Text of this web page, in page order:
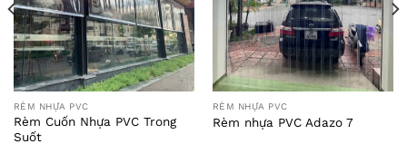
RÈM NHỰA PVC
Rèm Cuốn Nhựa PVC Trong
Suốt
RÈM NHỰA PVC
Rèm nhựa PVC Adazo 7